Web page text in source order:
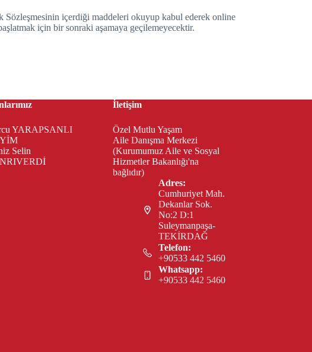
Sözleşmesinin içerdiği maddeleri okuyup kabul ederek online
için bir sonraki aşamaya geçilemeyecektir.
YARAPSANLI
Selin
İletişim
Özel Mutlu Yaşam
Aile Danışma Merkezi
(Kurumumuz Aile ve Sosyal
Hizmetler Bakanlığı'na
bağlıdır)
Adres:
Cumhuriyet Mah.
Dekanlar Sok.
No:2 D:1
Suleymanpaşa-
TEKİRDAĞ
Telefon:
+90533 442 5460
Whatsapp:
+90533 442 5460